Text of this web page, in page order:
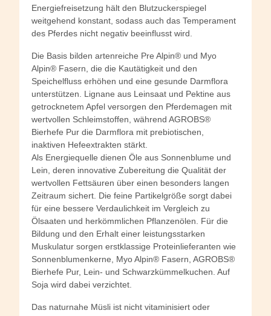
Energiefreisetzung hält den Blutzuckerspiegel
weitgehend konstant, sodass auch das Temperament
des Pferdes nicht negativ beeinflusst wird.
Die Basis bilden artenreiche Pre Alpin® und Myo
Alpin® Fasern, die die Kautätigkeit und den
Speichelfluss erhöhen und eine gesunde Darmflora
unterstützen. Lignane aus Leinsaat und Pektine aus
getrocknetem Apfel versorgen den Pferdemagen mit
wertvollen Schleimstoffen, während AGROBS®
Bierhefe Pur die Darmflora mit prebiotischen,
inaktiven Hefeextrakten stärkt.
Als Energiequelle dienen Öle aus Sonnenblume und
Lein, deren innovative Zubereitung die Qualität der
wertvollen Fettsäuren über einen besonders langen
Zeitraum sichert. Die feine Partikelgröße sorgt dabei
für eine bessere Verdaulichkeit im Vergleich zu
Ölsaaten und herkömmlichen Pflanzenölen. Für die
Bildung und den Erhalt einer leistungsstarken
Muskulatur sorgen erstklassige Proteinlieferanten wie
Sonnenblumenkerne, Myo Alpin® Fasern, AGROBS®
Bierhefe Pur, Lein- und Schwarzkümmelkuchen. Auf
Soja wird dabei verzichtet.
Das naturnahe Müsli ist nicht vitaminisiert oder